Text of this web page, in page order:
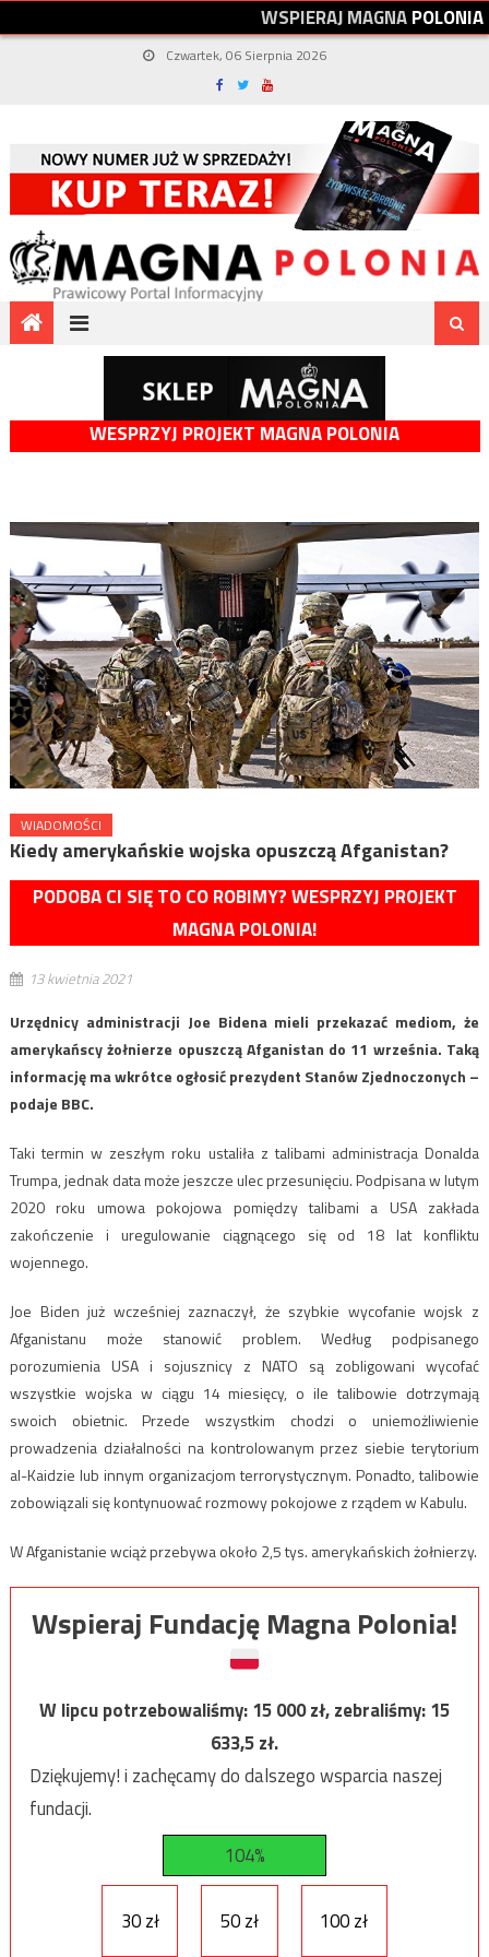
WSPIERAJMAGNAPOLONIA
Czwartek, 06 Sierpnia 2026
WESPRZYJ PROJEKT MAGNA POLONIA
WIADOMOŚCI
Kiedy amerykańskie wojska opuszczą Afganistan?
PODOBA CI SIĘ TO CO ROBIMY? WESPRZYJ PROJEKT
MAGNA POLONIA!
13 kwietnia 2021
Urzędnicy administracji Joe Bidena mieli przekazać mediom, że
amerykańscy żołnierze opuszczą Afganistan do 11 września. Taką
informację ma wkrótce ogłosić prezydent Stanów Zjednoczonych –
podaje BBC.
Taki termin w zeszłym roku ustaliła z talibami administracja Donalda
Trumpa, jednak data może jeszcze ulec przesunięciu. Podpisana w lutym
2020 roku umowa pokojowa pomiędzy talibami a USA zakłada
zakończenie i uregulowanie ciągnącego się od 18 lat konfliktu
wojennego.
Joe Biden już wcześniej zaznaczył, że szybkie wycofanie wojsk z
Afganistanu może stanowić problem. Według podpisanego
porozumienia USA i sojusznicy z NATO są zobligowani wycofać
wszystkie wojska w ciągu 14 miesięcy, o ile talibowie dotrzymają
swoich obietnic. Przede wszystkim chodzi o uniemożliwienie
prowadzenia działalności na kontrolowanym przez siebie terytorium
al-Kaidzie lub innym organizacjom terrorystycznym. Ponadto, talibowie
zobowiązali się kontynuować rozmowy pokojowe z rządem w Kabulu.
W Afganistanie wciąż przebywa około 2,5 tys. amerykańskich żołnierzy.
Wspieraj Fundację Magna Polonia!
W lipcu potrzebowaliśmy:15 000zł, zebraliśmy:15
633,5zł.
Dziękujemy! i zachęcamy do dalszego wsparcia naszej
fundacji.
104%
30 zł 50 zł 100 zł